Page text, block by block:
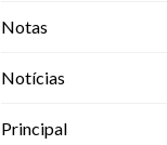
Notas
Notícias
Principal